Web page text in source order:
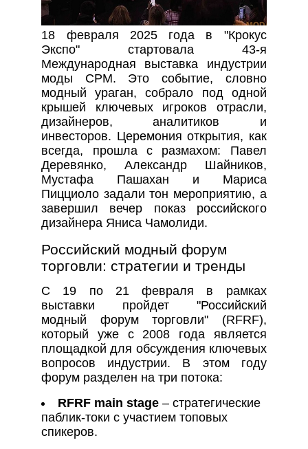
18 февраля 2025 года в "Крокус
Экспо" стартовала 43-я
Международная выставка индустрии
моды CPM. Это событие, словно
модный ураган, собрало под одной
крышей ключевых игроков отрасли,
дизайнеров, аналитиков и
инвесторов. Церемония открытия, как
всегда, прошла с размахом: Павел
Деревянко, Александр Шайников,
Мустафа Пашахан и Мариса
Пицциоло задали тон мероприятию, а
завершил вечер показ российского
дизайнера Яниса Чамолиди.
Российский модный форум
торговли: стратегии и тренды
С 19 по 21 февраля в рамках
выставки пройдет "Российский
модный форум торговли" (RFRF),
который уже с 2008 года является
площадкой для обсуждения ключевых
вопросов индустрии. В этом году
форум разделен на три потока:
RFRF main stage – стратегические
паблик-токи с участием топовых
спикеров.